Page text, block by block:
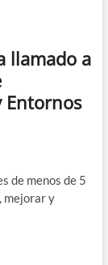
llamado a
Entornos
de menos de 5
mejorar y